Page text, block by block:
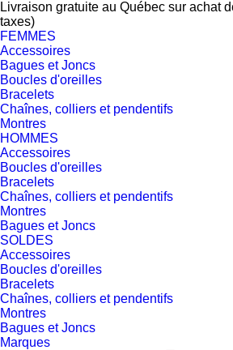
Livraison gratuite au Québec sur achat
taxes)
FEMMES
Accessoires
Bagues et Joncs
Boucles d'oreilles
Bracelets
Chaînes, colliers et pendentifs
Montres
HOMMES
Accessoires
Boucles d'oreilles
Bracelets
Chaînes, colliers et pendentifs
Montres
Bagues et Joncs
SOLDES
Accessoires
Boucles d'oreilles
Bracelets
Chaînes, colliers et pendentifs
Montres
Bagues et Joncs
Marques